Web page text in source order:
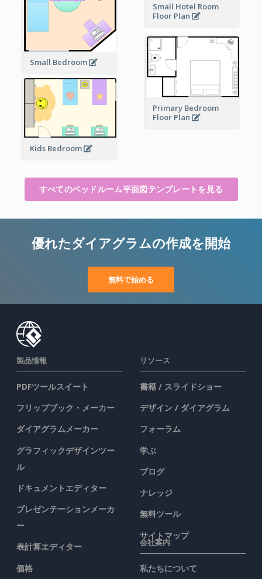
Small Hotel Room
Floor Plan
Small Bedroom
Primary Bedroom
Floor Plan
Kids Bedroom
すべてのベッドルーム平面図テンプレートを見る
優れたダイアグラムの作成を開始
無料で始める
製品情報
PDFツールスイート
フリップブック・メーカー
ダイアグラムメーカー
グラフィックデザインツー
ル
ドキュメントエディター
プレゼンテーションメーカ
ー
表計算エディター
価格
リソース
書籍 / スライドショー
デザイン / ダイアグラム
フォーラム
学ぶ
ブログ
ナレッジ
無料ツール
サイトマップ
会社案内
私たちについて